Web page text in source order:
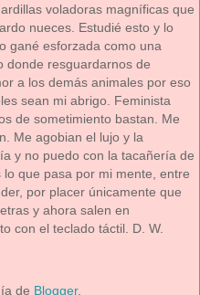
voladoras magníficas que
nueces. Estudié esto y lo
gané esforzada como una
donde resguardarnos de
a los demás animales por eso
sean mi abrigo. Feminista
de sometimiento bastan. Me
Me agobian el lujo y la
y no puedo con la tacañería de
que pasa por mi mente, entre
por placer únicamente que
y ahora salen en
con el teclado táctil. D. W.
de Blogger.